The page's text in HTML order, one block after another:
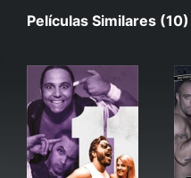
Películas Similares (10)